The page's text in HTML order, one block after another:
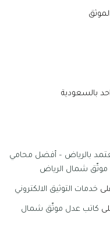
بالسعودية
بالرياض – أفضل محامي
موثّق شمال الرياض
خدمات التوثيق الالكتروني
كاتب عدل موثّق شمال